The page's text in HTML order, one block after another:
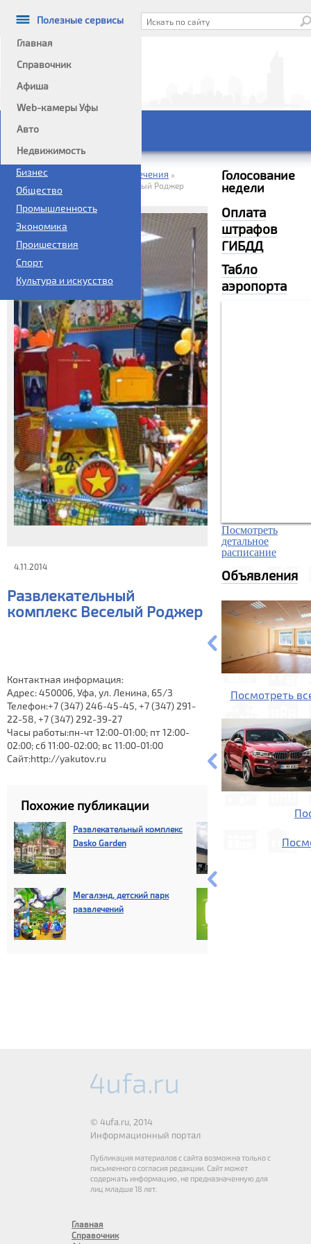
Полезные сервисы
Главная
Справочник
Афиша
Web-камеры Уфы
Авто
Недвижимость
Информационный портал
Главное меню
Политика
Бизнес
Общество
Промышленность
Экономика
Проишествия
Спорт
Культура и искусство
Домой» Развлечения »
Развлекательный комплекс Веселый Роджер
4.11.2014
Развлекательный
комплекс Веселый Роджер
Контактная информация:
Адрес: 450006, Уфа, ул. Ленина, 65/3
Телефон:+7 (347) 246-45-45, +7 (347) 291-
22-58, +7 (347) 292-39-27
Часы работы:пн-чт 12:00-01:00; пт 12:00-
02:00; сб 11:00-02:00; вс 11:00-01:00
Сайт:http://yakutov.ru
Похожие публикации
Развлекательный комплекс
Dasko Garden
Мегалэнд, детский парк
развлечений
Голосование
недели
Оплата
штрафов
ГИБДД
Табло
аэропорта
Посмотреть
детальное
расписание
Объявления
Посмотреть
© 4ufa.ru, 2014
Информационный портал
Публикация материалов с сайта возможна только с
письменного согласия редакции. Сайт может
содержать информацию, не предназначенную для
лиц младше 18 лет.
Главная
Справочник